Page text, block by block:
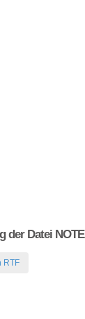
der Datei NOTE
RTF